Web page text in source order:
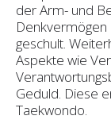
der Arm- und
geschult.
Aspekte wie
Geduld. Diese
Taekwondo.